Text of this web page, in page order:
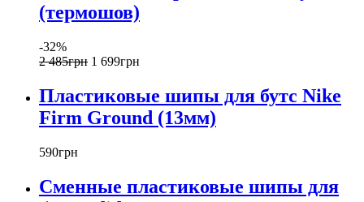
(термошов)
-32%
2 485грн 1 699грн
Пластиковые шипы для бутс Nike
Firm Ground (13мм)
590грн
Сменные пластиковые шипы для